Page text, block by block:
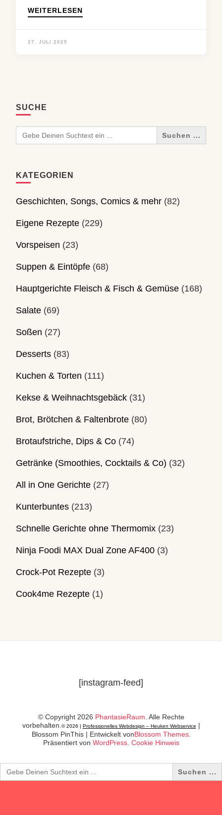
WEITERLESEN
27. JULI 2025
SUCHE
Search
for:
KATEGORIEN
Geschichten, Songs, Comics & mehr (82)
Eigene Rezepte (229)
Vorspeisen (23)
Suppen & Eintöpfe (68)
Hauptgerichte Fleisch & Fisch & Gemüse (168)
Salate (69)
Soßen (27)
Desserts (83)
Kuchen & Torten (111)
Kekse & Weihnachtsgebäck (31)
Brot, Brötchen & Faltenbrote (80)
Brotaufstriche, Dips & Co (74)
Getränke (Smoothies, Cocktails & Co) (32)
All in One Gerichte (27)
Kunterbuntes (213)
Schnelle Gerichte ohne Thermomix (23)
Ninja Foodi MAX Dual Zone AF400 (3)
Crock-Pot Rezepte (3)
Cook4me Rezepte (1)
[instagram-feed]
© Copyright 2026 PhantasieRaum . Alle Rechte
vorbehalten. © 2026 | Professionelles Webdesign – Heuken Webservice |
Blossom PinThis | Entwickelt vonBlossom Themes.
Präsentiert von WordPress. Cookie Hinweis
Search
for: